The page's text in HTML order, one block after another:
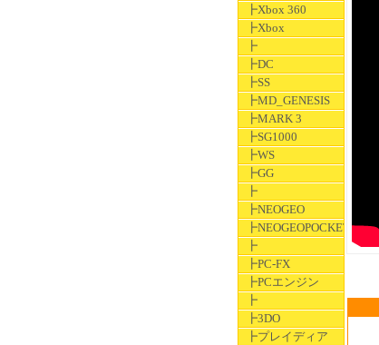
┣Xbox 360
┣Xbox
┣
┣DC
┣SS
┣MD_GENESIS
┣MARK 3
┣SG1000
┣WS
┣GG
┣
┣NEOGEO
┣NEOGEOPOCKET
┣
┣PC-FX
┣PCエンジン
┣
┣3DO
┣プレイディア